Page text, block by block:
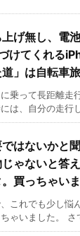
げ無し、電
けてくれる
道」は自転車
乗って長距離走
は、自分の走行
はないかと
ゃないと答
買っちゃい
これでも少し悩
ゃいました。 さ